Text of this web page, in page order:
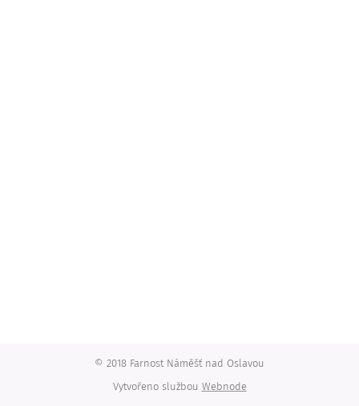
© 2018 Farnost Náměšť nad Oslavou
Vytvořeno službou Webnode